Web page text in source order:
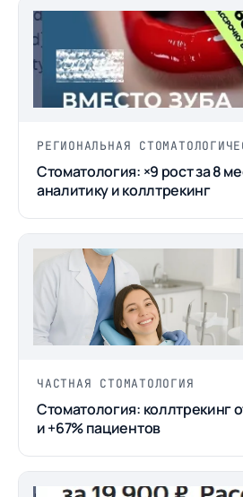
РЕГИОНАЛЬНАЯ
Стоматология: ×9 рост за 8
аналитику и коллтрекинг
ЧАСТНАЯ СТОМАТОЛОГИЯ
Стоматология: коллтрекинг
и +67% пациентов